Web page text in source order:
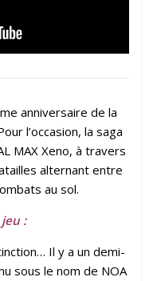
anniversaire de la
l’occasion, la saga
MAX Xeno, à travers
alternant entre
au sol.
:
Il y a un demi-
sous le nom de NOA